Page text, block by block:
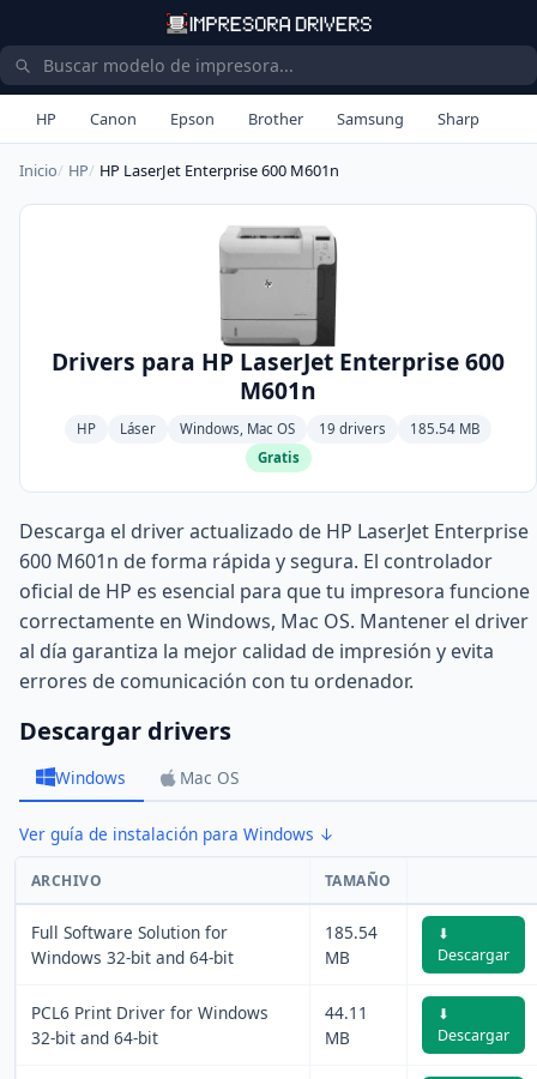
HP Canon Epson Brother Samsung Sharp
Inicio HP HP LaserJet Enterprise 600 M601n
Drivers para HP LaserJet Enterprise 600
M601n
HP Láser Windows, Mac OS 19 drivers
185.54 MB
Gratis
Descarga el driver actualizado de HP LaserJet Enterprise
600 M601n de forma rápida y segura. El controlador
oficial de HP es esencial para que tu impresora funcione
correctamente en Windows, Mac OS. Mantener el driver
al día garantiza la mejor calidad de impresión y evita
errores de comunicación con tu ordenador.
Descargar drivers
Windows Mac OS
Ver guía de instalación para Windows ↓
ARCHIVO TAMAÑO
Full Software Solution for
Windows 32-bit and 64-bit
185.54
MB
⬇
Descargar
PCL6 Print Driver for Windows
32-bit and 64-bit
44.11
MB
⬇
Descargar